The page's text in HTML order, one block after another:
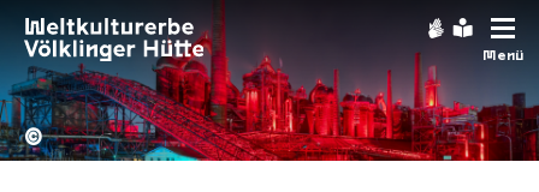
Menü
Hochofengruppe in Rot
Copyright:
©